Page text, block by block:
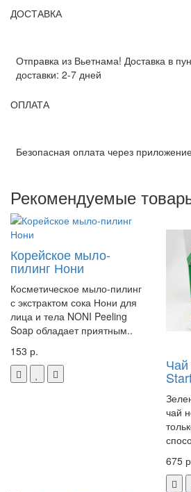
ДОСТАВКА
Отправка из Вьетнама! Доставка в
доставки: 2-7 дней
ОПЛАТА
Безопасная оплата через
Рекомендуемые
Корейское мыло-
пилинг Нони
Косметическое мыло-пилинг
с экстрактом сока Нони для
лица и тела NONI Peeling
Soap обладает приятным..
153 р.
Чай
чай
675